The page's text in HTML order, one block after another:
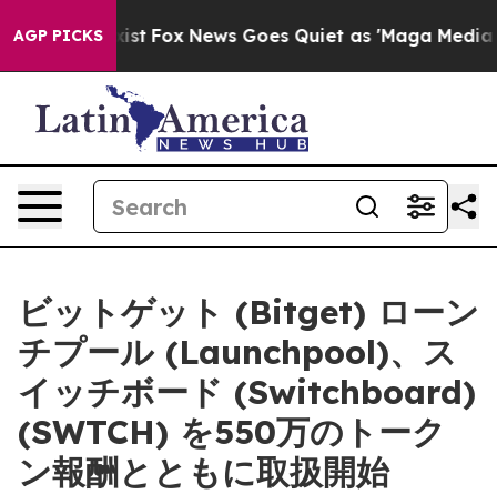
AGP PICKS
Exist Fox News Goes Quiet as 'Maga Media
ビットゲット (Bitget) ローン
チプール (Launchpool)、ス
イッチボード (Switchboard)
(SWTCH) を550万のトーク
ン報酬とともに取扱開始